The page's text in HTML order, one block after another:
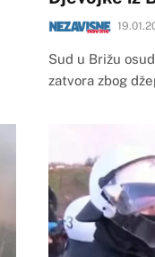
Sud u Brižu
zatvora zbog